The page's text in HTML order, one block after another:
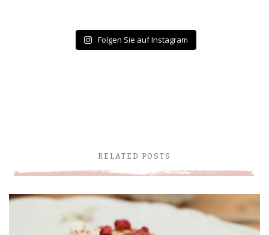
Folgen Sie auf Instagram
RELATED POSTS